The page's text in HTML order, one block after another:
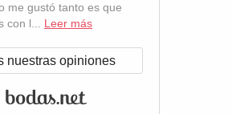
me gustó tanto es que
con l... Leer más
nuestras opiniones